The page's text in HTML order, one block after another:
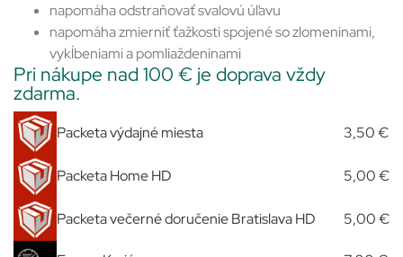
napomáha odstraňovať svalovú úľavu
napomáha zmierniť ťažkosti spojené so zlomeninami,
vykĺbeniami a pomliaždeninami
Pri nákupe nad 100 € je doprava vždy
zdarma.
Packeta výdajné miesta 3,50 €
Packeta Home HD 5,00 €
Packeta večerné doručenie Bratislava HD 5,00 €